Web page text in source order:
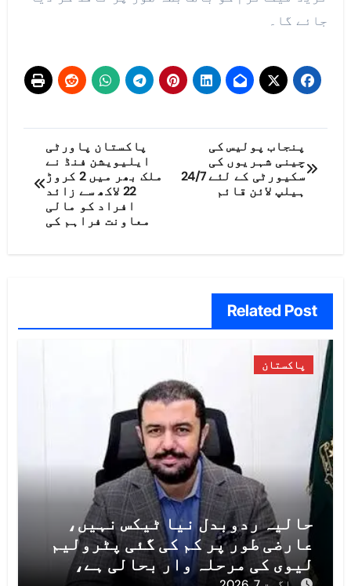
جائے گا۔
پوسٹوں
کی
نیویگیشن
پنجاب پولیس کی
چینی شہریوں کی
سکیورٹی کے لئے 24/7
ہیلپ لائن قائم
پاکستان پاورٹی
ایلیویشن فنڈ نے
ملک بھر میں 2 کروڑ
22 لاکھ سے زائد
افراد کو مالی
معاونت فراہم کی
Related Post
پاکستان
حالیہ ردوبدل نیا ٹیکس نہیں،
عارضی طور پر کم کی گئی پٹرولیم
لیوی کی مرحلہ وار بحالی ہے،